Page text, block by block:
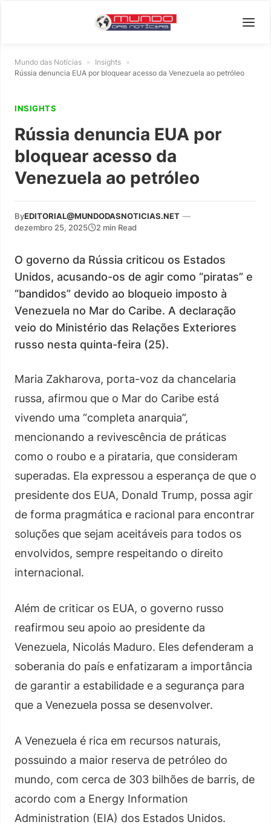
Mundo das Notícias » Insights »
Rússia denuncia EUA por bloquear acesso da Venezuela ao petróleo
INSIGHTS
Rússia denuncia EUA por
bloquear acesso da
Venezuela ao petróleo
ByEDITORIAL@MUNDODASNOTICIAS.NET —
dezembro 25, 2025
2 min Read
O governo da Rússia criticou os Estados
Unidos, acusando-os de agir como “piratas” e
“bandidos” devido ao bloqueio imposto à
Venezuela no Mar do Caribe. A declaração
veio do Ministério das Relações Exteriores
russo nesta quinta-feira (25).
Maria Zakharova, porta-voz da chancelaria
russa, afirmou que o Mar do Caribe está
vivendo uma “completa anarquia”,
mencionando a revivescência de práticas
como o roubo e a pirataria, que consideram
superadas. Ela expressou a esperança de que o
presidente dos EUA, Donald Trump, possa agir
de forma pragmática e racional para encontrar
soluções que sejam aceitáveis para todos os
envolvidos, sempre respeitando o direito
internacional.
Além de criticar os EUA, o governo russo
reafirmou seu apoio ao presidente da
Venezuela, Nicolás Maduro. Eles defenderam a
soberania do país e enfatizaram a importância
de garantir a estabilidade e a segurança para
que a Venezuela possa se desenvolver.
A Venezuela é rica em recursos naturais,
possuindo a maior reserva de petróleo do
mundo, com cerca de 303 bilhões de barris, de
acordo com a Energy Information
Administration (EIA) dos Estados Unidos.